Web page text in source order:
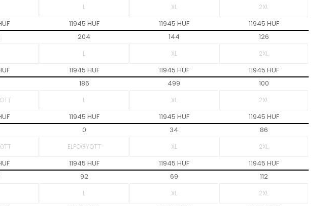
11945 HUF 11945 HUF 11945 HUF
204 144
126
11945 HUF 11945 HUF 11945 HUF
186 499
100
11945 HUF 11945 HUF 11945 HUF
0 34
86
11945 HUF 11945 HUF 11945 HUF
92 69
112